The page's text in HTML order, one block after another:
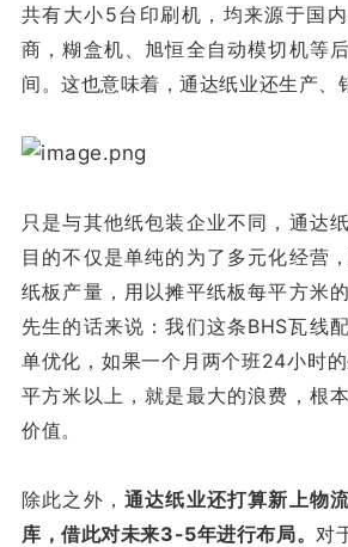
共有大小5台印刷机，均来源于国
商，糊盒机、旭恒全自动模切机等
间。这也意味着，通达纸业还生产、
只是与其他纸包装企业不同，通达
目的不仅是单纯的为了多元化经营
纸板产量，用以摊平纸板每平方米
先生的话来说：我们这条BHS瓦线
单优化，如果一个月 两个班24小时
平方米以上，就是最大的浪费，根
价值。
除此之外， 通达纸业还打算新上物
库，借此对未来3-5年进行布局。 对